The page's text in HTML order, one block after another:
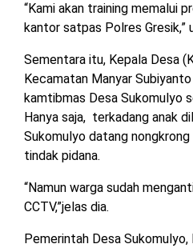
“Kami akan training memalui
kantor satpas Polres Gresik,”
Sementara itu, Kepala Desa
Kecamatan Manyar
kamtibmas Desa Sukomulyo
Hanya saja, terkadang anak
Sukomulyo datang
tindak pidana.
“Namun warga sudah
CCTV,”jelas dia.
Pemerintah Desa Sukomulyo,